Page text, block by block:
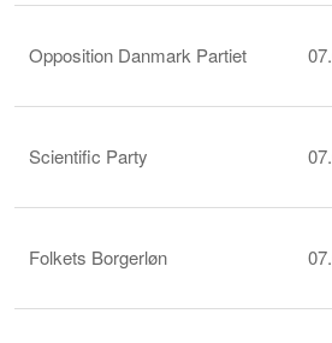
Opposition Danmark Partiet
Scientific Party
Folkets Borgerløn